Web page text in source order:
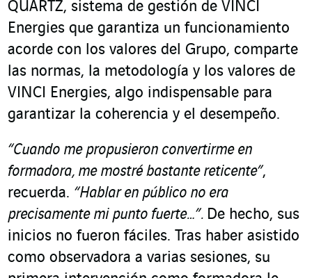
QUARTZ, sistema de gestión de VINCI
Energies que garantiza un funcionamiento
acorde con los valores del Grupo, comparte
las normas, la metodología y los valores de
VINCI Energies, algo indispensable para
garantizar la coherencia y el desempeño.
“Cuando me propusieron convertirme en
formadora, me mostré bastante reticente”,
recuerda. “Hablar en público no era
precisamente mi punto fuerte…”. De hecho, sus
inicios no fueron fáciles. Tras haber asistido
como observadora a varias sesiones, su